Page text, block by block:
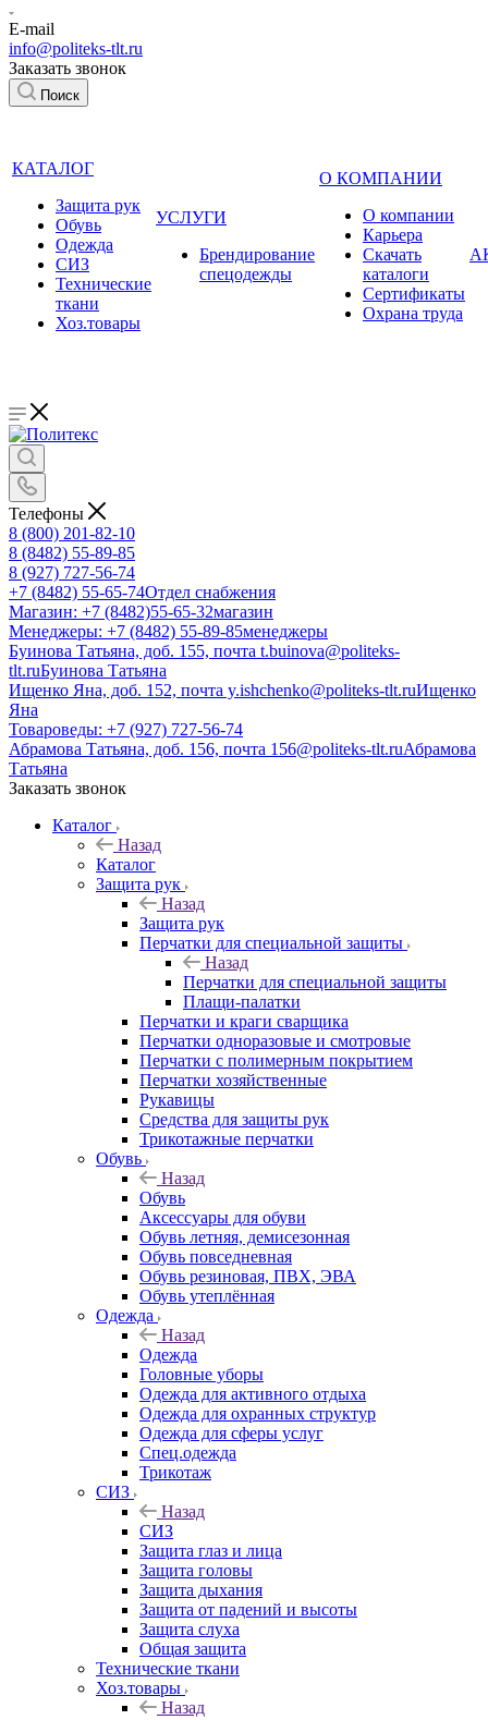
E-mail
info@politeks-tlt.ru
Заказать звонок
Поиск
КАТАЛОГ
Защита рук
Обувь
Одежда
СИЗ
Технические
ткани
Хоз.товары
УСЛУГИ
Брендирование
спецодежды
О КОМПАНИИ
О компании
Карьера
Cкачать
каталоги
Сертификаты
Охрана труда
Телефоны
8 (800) 201-82-10
8 (8482) 55-89-85
8 (927) 727-56-74
+7 (8482) 55-65-74Отдел снабжения
Магазин: +7 (8482)55-65-32магазин
Менеджеры: +7 (8482) 55-89-85менеджеры
Буинова Татьяна, доб. 155, почта t.buinova@politeks-
tlt.ruБуинова Татьяна
Ищенко Яна, доб. 152, почта y.ishchenko@politeks-tlt.ruИщенко
Яна
Товароведы: +7 (927) 727-56-74
Абрамова Татьяна, доб. 156, почта 156@politeks-tlt.ruАбрамова
Татьяна
Заказать звонок
Каталог
Назад
Каталог
Защита рук
Назад
Защита рук
Перчатки для специальной защиты
Назад
Перчатки для специальной защиты
Плащи-палатки
Перчатки и краги сварщика
Перчатки одноразовые и смотровые
Перчатки с полимерным покрытием
Перчатки хозяйственные
Рукавицы
Средства для защиты рук
Трикотажные перчатки
Обувь
Назад
Обувь
Аксессуары для обуви
Обувь летняя, демисезонная
Обувь повседневная
Обувь резиновая, ПВХ, ЭВА
Обувь утеплённая
Одежда
Назад
Одежда
Головные уборы
Одежда для активного отдыха
Одежда для охранных структур
Одежда для сферы услуг
Спец.одежда
Трикотаж
СИЗ
Назад
СИЗ
Защита глаз и лица
Защита головы
Защита дыхания
Защита от падений и высоты
Защита слуха
Общая защита
Технические ткани
Хоз.товары
Назад